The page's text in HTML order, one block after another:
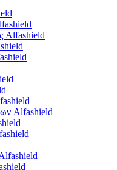
Alfashield
Alfashield